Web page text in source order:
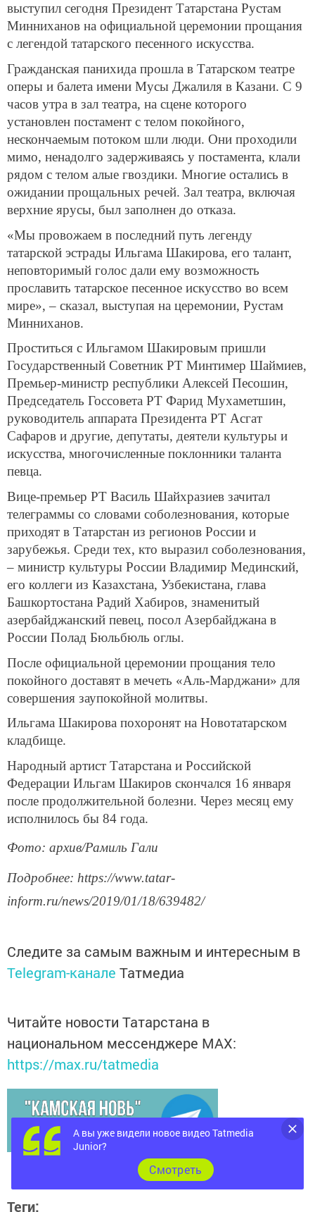
выступил сегодня Президент Татарстана Рустам
Минниханов на официальной церемонии прощания
с легендой татарского песенного искусства.
Гражданская панихида прошла в Татарском театре
оперы и балета имени Мусы Джалиля в Казани. С 9
часов утра в зал театра, на сцене которого
установлен постамент с телом покойного,
нескончаемым потоком шли люди. Они проходили
мимо, ненадолго задерживаясь у постамента, клали
рядом с телом алые гвоздики. Многие остались в
ожидании прощальных речей. Зал театра, включая
верхние ярусы, был заполнен до отказа.
«Мы провожаем в последний путь легенду
татарской эстрады Ильгама Шакирова, его талант,
неповторимый голос дали ему возможность
прославить татарское песенное искусство во всем
мире», – сказал, выступая на церемонии, Рустам
Минниханов.
Проститься с Ильгамом Шакировым пришли
Государственный Советник РТ Минтимер Шаймиев,
Премьер-министр республики Алексей Песошин,
Председатель Госсовета РТ Фарид Мухаметшин,
руководитель аппарата Президента РТ Асгат
Сафаров и другие, депутаты, деятели культуры и
искусства, многочисленные поклонники таланта
певца.
Вице-премьер РТ Василь Шайхразиев зачитал
телеграммы со словами соболезнования, которые
приходят в Татарстан из регионов России и
зарубежья. Среди тех, кто выразил соболезнования,
– министр культуры России Владимир Мединский,
его коллеги из Казахстана, Узбекистана, глава
Башкортостана Радий Хабиров, знаменитый
азербайджанский певец, посол Азербайджана в
России Полад Бюльбюль оглы.
После официальной церемонии прощания тело
покойного доставят в мечеть «Аль-Марджани» для
совершения заупокойной молитвы.
Ильгама Шакирова похоронят на Новотатарском
кладбище.
Народный артист Татарстана и Российской
Федерации Ильгам Шакиров скончался 16 января
после продолжительной болезни. Через месяц ему
исполнилось бы 84 года.
Фото: архив/Рамиль Гали
Подробнее: https://www.tatar-
inform.ru/news/2019/01/18/639482/
Следите за самым важным и интересным в
Telegram-канале Татмедиа
Читайте новости Татарстана в
национальном мессенджере MАХ:
https://max.ru/tatmedia
Теги:
А вы уже видели новое видео Tatmedia
Junior?
Cмотреть